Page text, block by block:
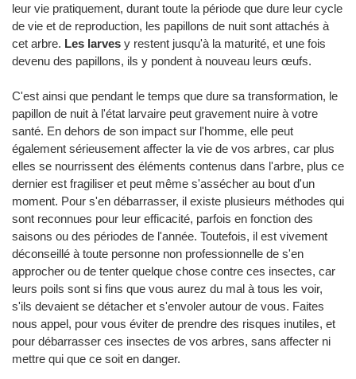
leur vie pratiquement, durant toute la période que dure leur cycle
de vie et de reproduction, les papillons de nuit sont attachés à
cet arbre. Les larves y restent jusqu'à la maturité, et une fois
devenu des papillons, ils y pondent à nouveau leurs œufs.
C'est ainsi que pendant le temps que dure sa transformation, le
papillon de nuit à l'état larvaire peut gravement nuire à votre
santé. En dehors de son impact sur l'homme, elle peut
également sérieusement affecter la vie de vos arbres, car plus
elles se nourrissent des éléments contenus dans l'arbre, plus ce
dernier est fragiliser et peut même s'assécher au bout d'un
moment. Pour s'en débarrasser, il existe plusieurs méthodes qui
sont reconnues pour leur efficacité, parfois en fonction des
saisons ou des périodes de l'année. Toutefois, il est vivement
déconseillé à toute personne non professionnelle de s'en
approcher ou de tenter quelque chose contre ces insectes, car
leurs poils sont si fins que vous aurez du mal à tous les voir,
s'ils devaient se détacher et s'envoler autour de vous. Faites
nous appel, pour vous éviter de prendre des risques inutiles, et
pour débarrasser ces insectes de vos arbres, sans affecter ni
mettre qui que ce soit en danger.